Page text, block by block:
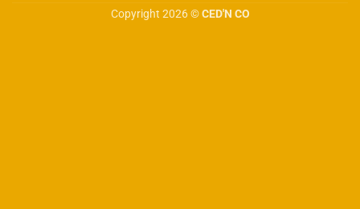
Copyright 2026 ©CED'N CO